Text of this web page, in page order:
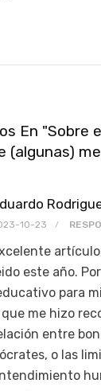
En "Sobre
(algunas)
10-23
este año.
para
me hizo
entre
o las